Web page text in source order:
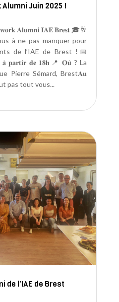
Juin 2025 !
𝐀𝐥𝐮𝐦𝐧𝐢 𝐈𝐀𝐄 𝐁𝐫𝐞𝐬𝐭 🎓🥂
à ne pas manquer pour
de l’IAE de Brest !📅
𝐩𝐚𝐫𝐭𝐢𝐫 𝐝𝐞 𝟏𝟖𝐡📍 𝐎𝐮̀ ? La
Pierre Sémard, Brest𝐀𝐮
pas tout vous...
de l’IAE de Brest